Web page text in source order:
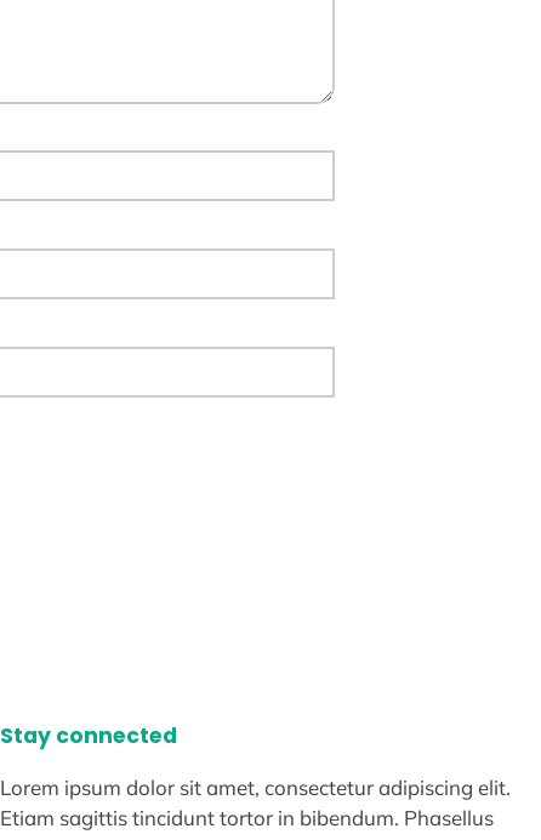
Stay connected
Lorem ipsum dolor sit amet, consectetur adipiscing elit.
Etiam sagittis tincidunt tortor in bibendum. Phasellus